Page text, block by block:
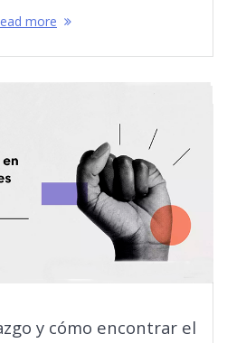
more
y cómo encontrar el